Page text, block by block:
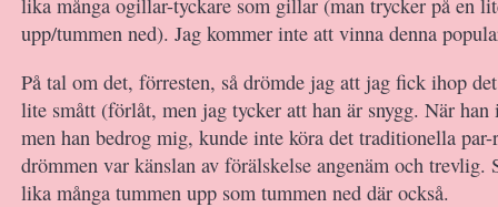
upp/tummen ned). Jag kommer inte att vinna denna
På tal om det, förresten, så drömde jag att jag fick ihop
lite smått (förlåt, men jag tycker att han är snygg. När han
men han bedrog mig, kunde inte köra det traditionella
drömmen var känslan av förälskelse angenäm och trevlig.
lika många tummen upp som tummen ned där också.